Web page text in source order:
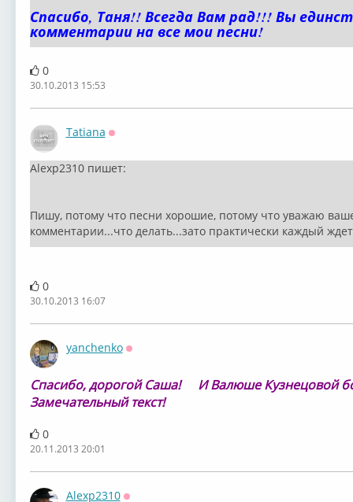
Спасибо, Таня!! Всегда Вам рад!!! Вы
комментарии на все мои песни!
0
30.10.2013 15:53
Tatiana
Alexp2310 пишет:
Пишу, потому что песни хорошие, потому что уважаю
комментарии...что делать...зато практически каждый
0
30.10.2013 16:07
yanchenko
Спасибо, дорогой Саша!
И Валюше Кузнецовой
Замечательный текст!
0
20.11.2013 20:01
Alexp2310